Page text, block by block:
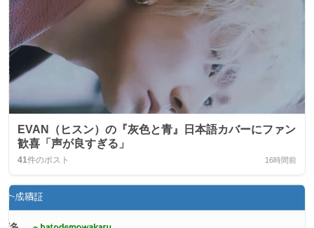
EVAN（ヒスン）の『灰色と青』日本語カバーにファン
歓喜「声が良すぎる」
41件のポスト 16時間前